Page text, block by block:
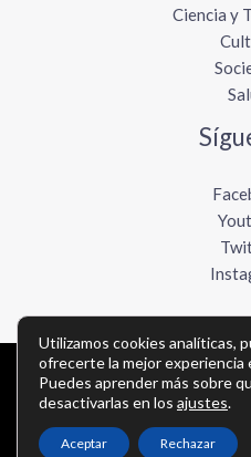
Ciencia y
Copyright © Todos los
Política de privacidad-
Utilizamos cookies analíticas,
ofrecerte la mejor experiencia
Puedes aprender más sobre
desactivarlas en los ajustes.
Aceptar Rechazar